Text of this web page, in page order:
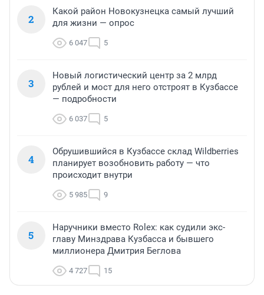
2
Какой район Новокузнецка самый лучший
для жизни — опрос
6 047 5
3
Новый логистический центр за 2 млрд
рублей и мост для него отстроят в Кузбассе
— подробности
6 037 5
4
Обрушившийся в Кузбассе склад Wildberries
планирует возобновить работу — что
происходит внутри
5 985 9
5
Наручники вместо Rolex: как судили экс-
главу Минздрава Кузбасса и бывшего
миллионера Дмитрия Беглова
4 727 15